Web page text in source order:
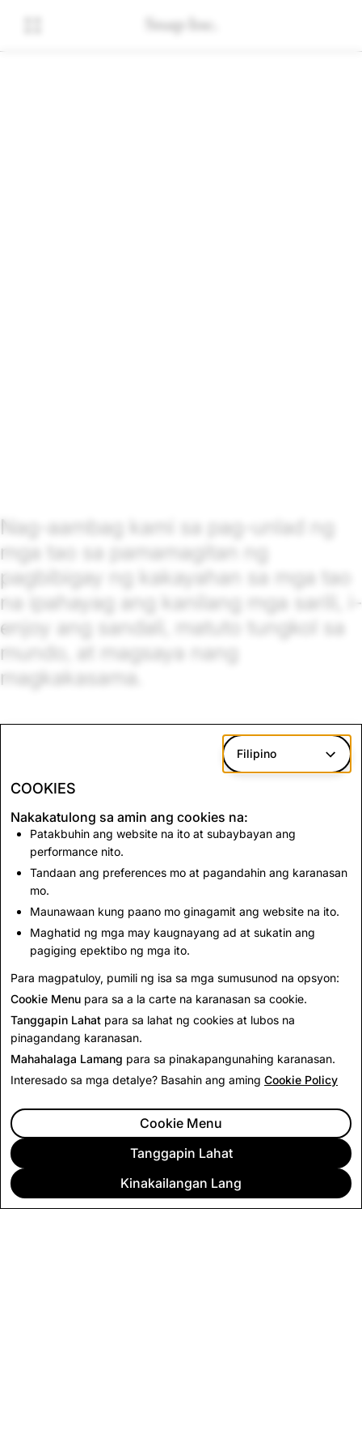
Nag-aambag kami sa pag-unlad ng
mga tao sa pamamagitan ng
pagbibigay ng kakayahan sa mga tao
na ipahayag ang kanilang mga sarili, i-
enjoy ang sandali, matuto tungkol sa
mundo, at magsaya nang
magkakasama.
ANG AMING MGA PRODUKTO AT MGA SERBISYO
Filipino
COOKIES
Nakakatulong sa amin ang cookies na:
Patakbuhin ang website na ito at subaybayan ang
performance nito.
Tandaan ang preferences mo at pagandahin ang karanasan
mo.
Maunawaan kung paano mo ginagamit ang website na ito.
Maghatid ng mga may kaugnayang ad at sukatin ang
pagiging epektibo ng mga ito.
Para magpatuloy, pumili ng isa sa mga sumusunod na opsyon:
Cookie Menu para sa a la carte na karanasan sa cookie.
Tanggapin Lahat para sa lahat ng cookies at lubos na
pinagandang karanasan.
Mahahalaga Lamang para sa pinakapangunahing karanasan.
Interesado sa mga detalye? Basahin ang aming Cookie Policy
Kinakailangan Lang
Tanggapin Lahat
Cookie Menu